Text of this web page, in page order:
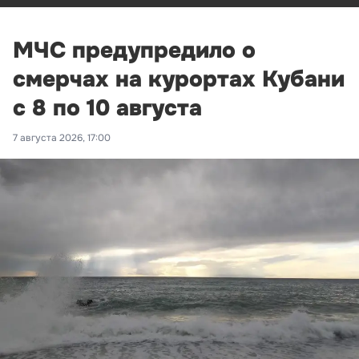
МЧС предупредило о
смерчах на курортах Кубани
с 8 по 10 августа
7 августа 2026, 17:00